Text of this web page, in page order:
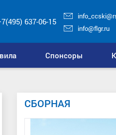
637-06-15
info@flgr.ru
Спонсоры
СБОРНАЯ